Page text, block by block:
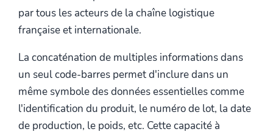
par tous les acteurs de la chaîne logistique
française et internationale.
La concaténation de multiples informations dans
un seul code-barres permet d'inclure dans un
même symbole des données essentielles comme
l'identification du produit, le numéro de lot, la date
de production, le poids, etc. Cette capacité à